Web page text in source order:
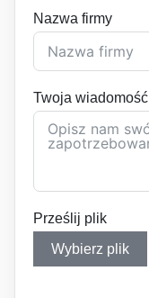
Nazwa firmy
Twoja wiadomość
Prześlij plik
Wybierz plik